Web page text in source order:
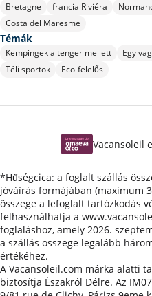
Témák
Kempingek a tenger mellett Egy
Téli sportok
Eco-felelős
Bretagne francia Riviéra
Costa del Maresme
Vacansoleil
*Hűségcica: a foglalt szállás
jóváírás formájában (maximum
összege a lefoglalt tartózkodás
felhasználhatja a
foglaláshoz, amely 2026.
a szállás összege legalább
értékéhez.
A Vacansoleil.com márka alatti
biztosítja Északról Délre. Az